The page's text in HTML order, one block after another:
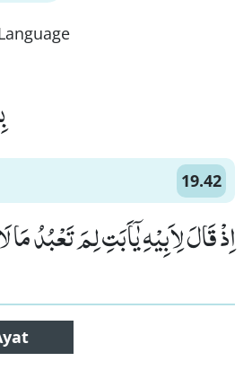
19.42
اِذْ قَالَ لِاَبِیْهِ یٰۤاَبَتِ لِمَ تَعْبُدُ مَا